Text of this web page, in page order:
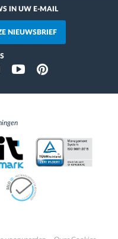
IN UW E-MAIL
NIEUWSBRIEF
YoutubePinterest